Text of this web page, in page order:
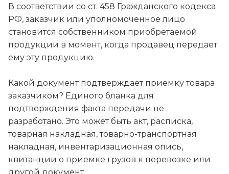
В соответствии со ст. 458 Гражданского кодекса
РФ, заказчик или уполномоченное лицо
становится собственником приобретаемой
продукции в момент, когда продавец передает
ему эту продукцию.
Какой документ подтверждает приемку товара
заказчиком? Единого бланка для
подтверждения факта передачи не
разработано. Это может быть акт, расписка,
товарная накладная, товарно-транспортная
накладная, инвентаризационная опись,
квитанции о приемке грузов к перевозке или